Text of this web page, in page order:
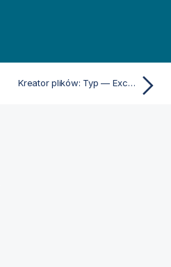
Kreator plików: Typ — Excel XLSX